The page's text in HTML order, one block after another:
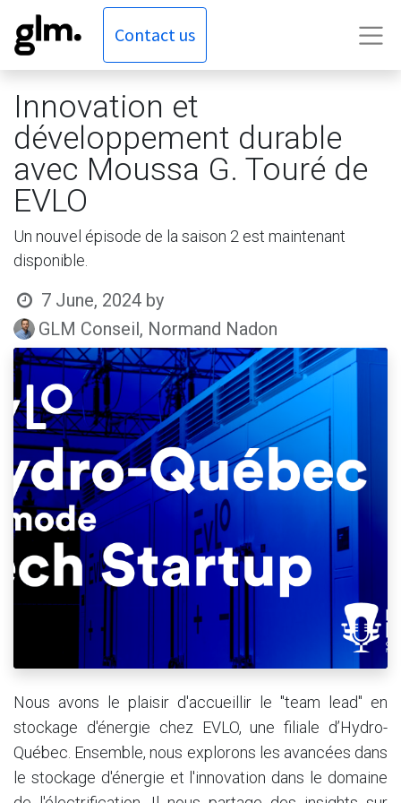
Contact us
Innovation et
développement durable
avec Moussa G. Touré de
EVLO
Un nouvel épisode de la saison 2 est maintenant
disponible.
7 June, 2024 by
GLM Conseil, Normand Nadon
Nous avons le plaisir d'accueillir le "team lead" en
stockage d'énergie chez EVLO, une filiale d’Hydro-
Québec. Ensemble, nous explorons les avancées dans
le stockage d'énergie et l'innovation dans le domaine